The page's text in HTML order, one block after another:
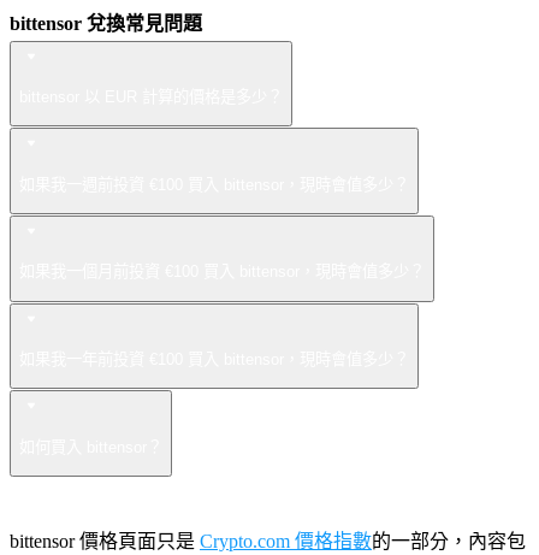
bittensor 兌換常見問題
bittensor 價格頁面只是 Crypto.com 價格指數的一部分，內容包